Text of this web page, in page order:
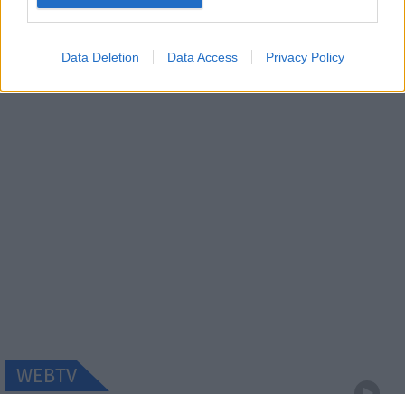
Data Deletion Data Access Privacy Policy
WEBTV